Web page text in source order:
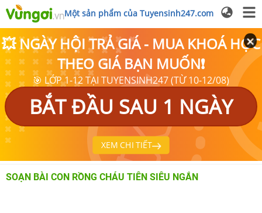
Một sản phẩm của Tuyensinh247.com
💥 NGÀY HỘI TRẢ GIÁ - MUA KHOÁ HỌC
THEO GIÁ BẠN MUỐN❗
🎯 LỚP 1-12 TẠI TUYENSINH247 (TỪ 10-12/08)
BẮT ĐẦU SAU 1 NGÀY
XEM CHI TIẾT
SOẠN BÀI CON RỒNG CHÁU TIÊN SIÊU NGẮN